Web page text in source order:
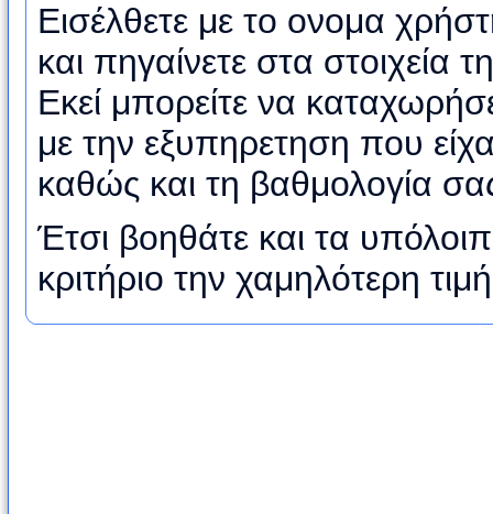
Εισέλθετε με το ονομα
και πηγαίνετε στα
Εκεί μπορείτε να
με την εξυπηρετηση που
καθώς και τη βαθμολογία
Έτσι βοηθάτε και τα
κριτήριο την χαμηλότερη